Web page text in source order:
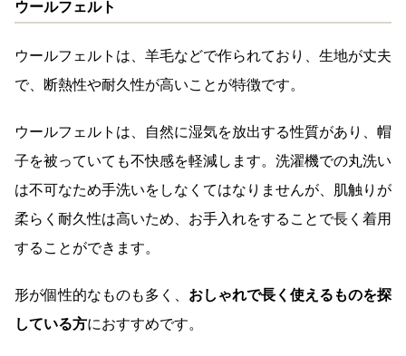
ウールフェルト
ウールフェルトは、羊毛などで作られており、生地が丈夫
で、断熱性や耐久性が高いことが特徴です。
ウールフェルトは、自然に湿気を放出する性質があり、帽
子を被っていても不快感を軽減します。洗濯機での丸洗い
は不可なため手洗いをしなくてはなりませんが、肌触りが
柔らく耐久性は高いため、お手入れをすることで長く着用
することができます。
形が個性的なものも多く、 おしゃれで長く使えるものを探
している方におすすめです。